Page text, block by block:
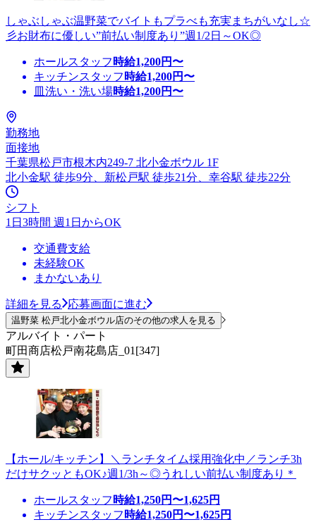
しゃぶしゃぶ温野菜でバイトもプラべも充実まちがいなし☆
彡お財布に優しい”前払い制度あり”週1/2日～OK◎
ホールスタッフ 時給1,200円〜
キッチンスタッフ 時給1,200円〜
皿洗い・洗い場時給1,200円〜
勤務地
面接地
千葉県松戸市根木内249-7 北小金ボウル 1F
北小金駅 徒歩9分、新松戸駅 徒歩21分、幸谷駅 徒歩22分
シフト
1日3時間 週1日からOK
交通費支給
未経験OK
まかないあり
詳細を見る 応募画面に進む
温野菜 松戸北小金ボウル店のその他の求人を見る
アルバイト・パート
町田商店松戸南花島店_01[347]
【ホール/キッチン】＼ランチタイム採用強化中／ランチ3h
だけサクッともOK♪週1/3h～◎うれしい前払い制度あり＊
ホールスタッフ 時給1,250円〜1,625円
キッチンスタッフ 時給1,250円〜1,625円